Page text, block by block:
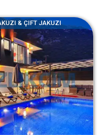
& ÇIFT JAKUZI